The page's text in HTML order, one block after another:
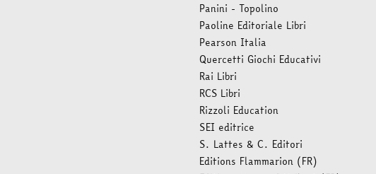
Panini - Topolino
Paoline Editoriale Libri
Pearson Italia
Quercetti Giochi Educativi
Rai Libri
RCS Libri
Rizzoli Education
SEI editrice
S. Lattes & C. Editori
Editions Flammarion (FR)